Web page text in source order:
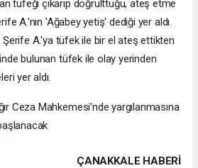
tüfeği çıkarıp doğrulttuğu, ateş etme
A.'nın 'Ağabey yetiş' dediği yer aldı.
Şerife A.'ya tüfek ile bir el ateş ettikten
bulunan tüfek ile olay yerinden
yer aldı.
Ceza Mahkemesi'nde yargılanmasına
ÇANAKKALE HABERİ